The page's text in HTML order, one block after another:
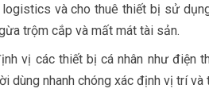
và cho thuê thiết bị sử
trộm cắp và mất mát tài sản.
vị các thiết bị cá nhân như điện
dùng nhanh chóng xác định vị trí